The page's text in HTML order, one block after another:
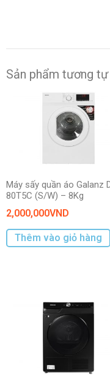
Sản phẩm tương tự
Máy sấy quần áo Galanz
80T5C (S/W) – 8Kg
2,000,000VND
Thêm vào giỏ hàng